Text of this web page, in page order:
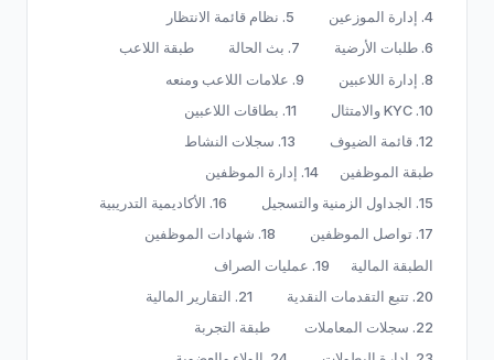
4. إدارة الموزعين
5. نظام قائمة الانتظار
6. طلبات الأرضية
7. بث الحالة
طبقة اللاعب
8. إدارة اللاعبين
9. علامات اللاعب ومنعه
10. KYC والامتثال
11. بطاقات اللاعبين
12. قائمة الضيوف
13. سجلات النشاط
طبقة الموظفين
14. إدارة الموظفين
15. الجداول الزمنية والتسجيل
16. الأكاديمية التدريبية
17. تواصل الموظفين
18. شهادات الموظفين
الطبقة المالية
19. عمليات الصراف
20. تتبع التقدمات النقدية
21. التقارير المالية
22. سجلات المعاملات
طبقة التجربة